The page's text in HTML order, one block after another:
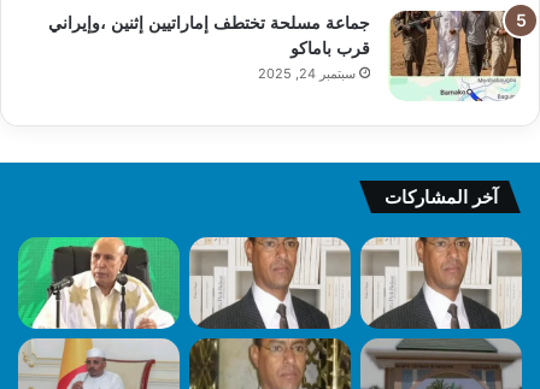
جماعة مسلحة تختطف إماراتيين إثنين ،وإيراني
قرب باماكو
سبتمبر 24, 2025
آخر المشاركات